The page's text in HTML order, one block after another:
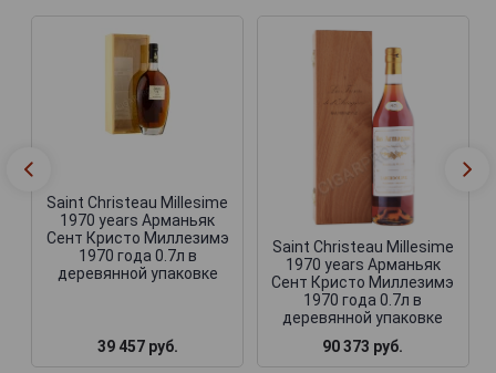
Saint Christeau Millesime
1970 years Арманьяк
Сент Кристо Миллезимэ
1970 года 0.7л в
деревянной упаковке
39 457 руб.
Saint Christeau Millesime
1970 years Арманьяк
Сент Кристо Миллезимэ
1970 года 0.7л в
деревянной упаковке
90 373 руб.